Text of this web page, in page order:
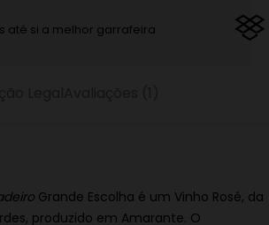
até si a melhor garrafeira
Grande Escolha é um Vinho Rosé, da
produzido em Amarante. O